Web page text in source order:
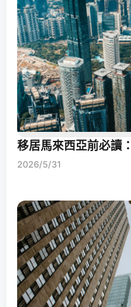
移居馬來西亞前必讀
2026/5/31